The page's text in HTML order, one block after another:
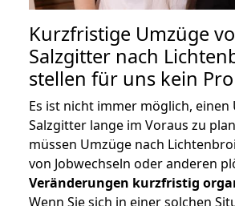
Kurzfristige Umzüge
Salzgitter nach
stellen für uns kein
Es ist nicht immer möglich, einen
Salzgitter lange im Voraus zu
müssen Umzüge nach
von Jobwechseln oder anderen
Veränderungen kurzfristig
Wenn Sie sich in einer solchen